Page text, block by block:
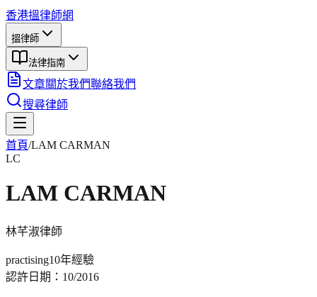
香港搵律師網
搵律師
法律指南
文章關於我們聯絡我們
搜尋律師
首頁/LAM CARMAN
LC
LAM CARMAN
林芊淑律師
practising10年經驗
認許日期： 10/2016